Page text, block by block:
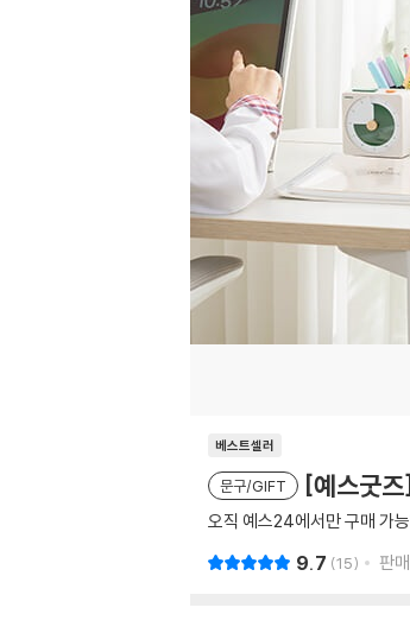
베스트셀러
문구/GIFT [예스굿
오직 예스24에서만 구매 가
9.7 15 판